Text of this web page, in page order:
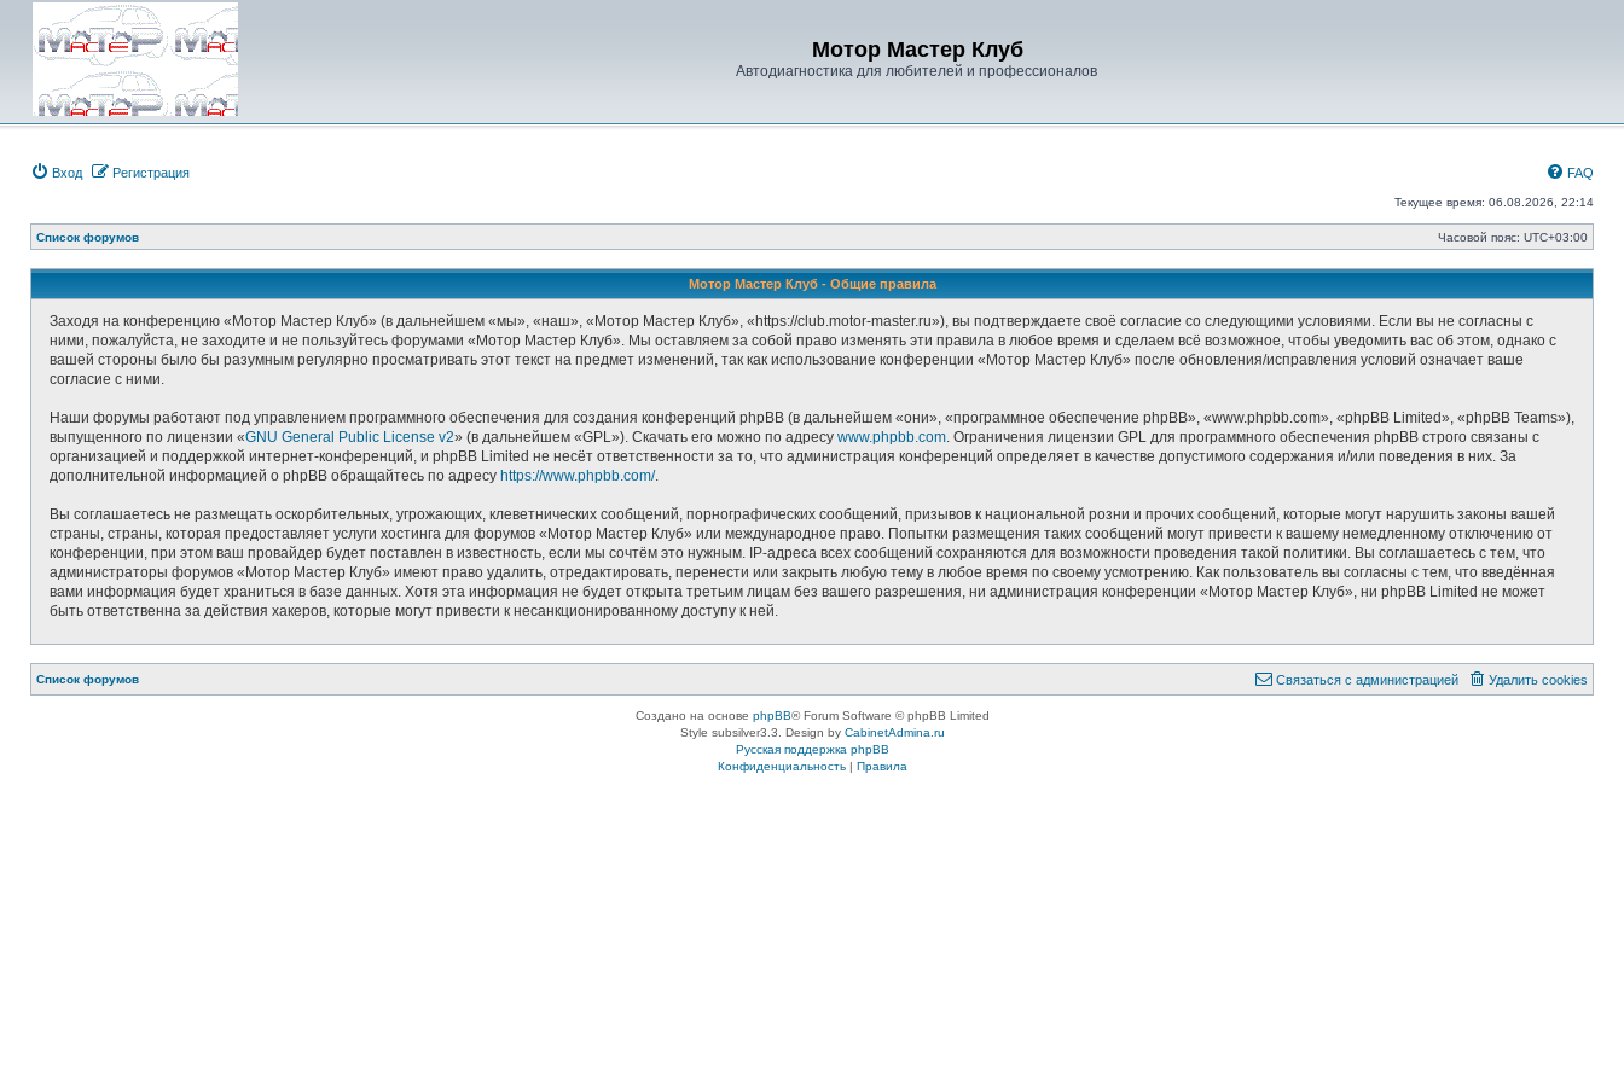
Мотор Мастер Клуб
Автодиагностика для любителей и профессионалов
Вход Регистрация FAQ
Текущее время: 06.08.2026, 22:14
Список форумов Часовой пояс: UTC+03:00
Мотор Мастер Клуб - Общие правила
Заходя на конференцию «Мотор Мастер Клуб» (в дальнейшем «мы», «наш», «Мотор Мастер Клуб», «https://club.motor-master.ru»), вы подтверждаете своё согласие со следующими условиями. Если вы не согласны с
ними, пожалуйста, не заходите и не пользуйтесь форумами «Мотор Мастер Клуб». Мы оставляем за собой право изменять эти правила в любое время и сделаем всё возможное, чтобы уведомить вас об этом, однако с
вашей стороны было бы разумным регулярно просматривать этот текст на предмет изменений, так как использование конференции «Мотор Мастер Клуб» после обновления/исправления условий означает ваше
согласие с ними.
Наши форумы работают под управлением программного обеспечения для создания конференций phpBB (в дальнейшем «они», «программное обеспечение phpBB», «www.phpbb.com», «phpBB Limited», «phpBB Teams»),
выпущенного по лицензии «GNU General Public License v2» (в дальнейшем «GPL»). Скачать его можно по адресу www.phpbb.com. Ограничения лицензии GPL для программного обеспечения phpBB строго связаны с
организацией и поддержкой интернет-конференций, и phpBB Limited не несёт ответственности за то, что администрация конференций определяет в качестве допустимого содержания и/или поведения в них. За
дополнительной информацией о phpBB обращайтесь по адресу https://www.phpbb.com/.
Вы соглашаетесь не размещать оскорбительных, угрожающих, клеветнических сообщений, порнографических сообщений, призывов к национальной розни и прочих сообщений, которые могут нарушить законы вашей
страны, страны, которая предоставляет услуги хостинга для форумов «Мотор Мастер Клуб» или международное право. Попытки размещения таких сообщений могут привести к вашему немедленному отключению от
конференции, при этом ваш провайдер будет поставлен в известность, если мы сочтём это нужным. IP-адреса всех сообщений сохраняются для возможности проведения такой политики. Вы соглашаетесь с тем, что
администраторы форумов «Мотор Мастер Клуб» имеют право удалить, отредактировать, перенести или закрыть любую тему в любое время по своему усмотрению. Как пользователь вы согласны с тем, что введённая
вами информация будет храниться в базе данных. Хотя эта информация не будет открыта третьим лицам без вашего разрешения, ни администрация конференции «Мотор Мастер Клуб», ни phpBB Limited не может
быть ответственна за действия хакеров, которые могут привести к несанкционированному доступу к ней.
Список форумов Удалить cookies
Связаться с администрацией
Создано на основе phpBB® Forum Software © phpBB Limited
Style subsilver3.3. Design by CabinetAdmina.ru
Русская поддержка phpBB
Конфиденциальность| Правила